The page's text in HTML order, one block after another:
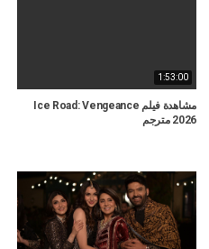
1:53:00
مشاهدة فيلم Ice Road: Vengeance
2026 مترجم